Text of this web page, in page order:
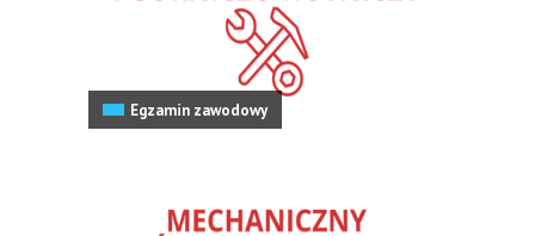
Egzamin zawodowy